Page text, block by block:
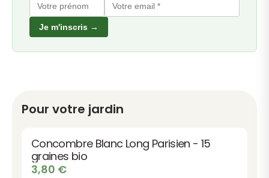
Je m'inscris →
Pour votre jardin
Concombre Blanc Long Parisien - 15
graines bio
3,80 €